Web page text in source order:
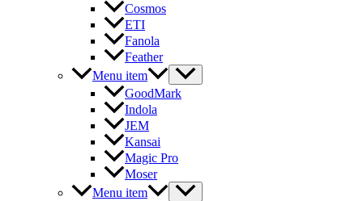
Cosmos
ETI
Fanola
Feather
Menu item
GoodMark
Indola
JEM
Kansai
Magic Pro
Moser
Menu item